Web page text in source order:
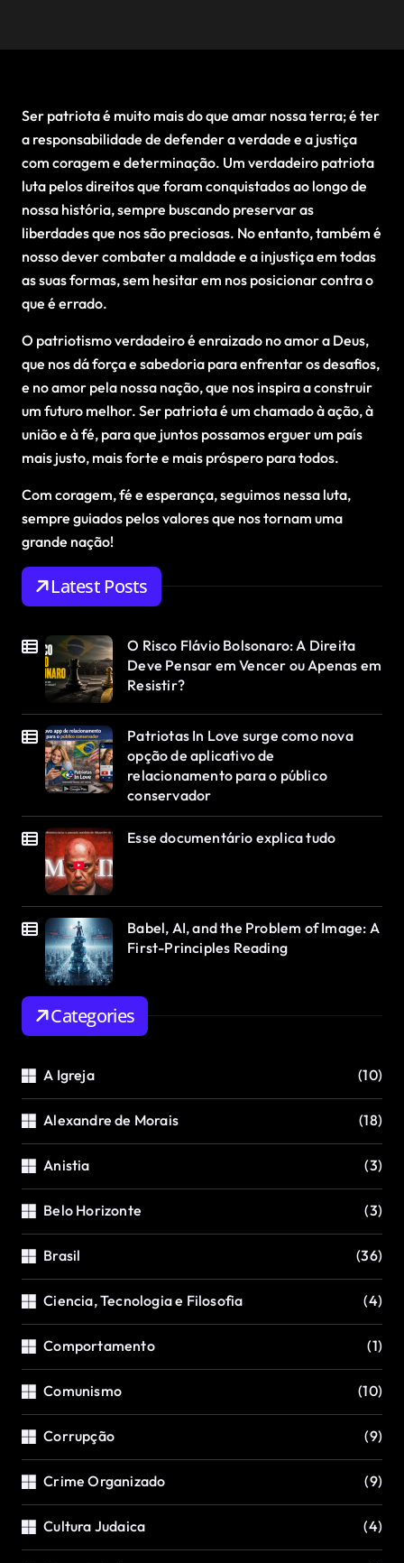
Ser patriota é muito mais do que amar nossa terra; é ter
a responsabilidade de defender a verdade e a justiça
com coragem e determinação. Um verdadeiro patriota
luta pelos direitos que foram conquistados ao longo de
nossa história, sempre buscando preservar as
liberdades que nos são preciosas. No entanto, também é
nosso dever combater a maldade e a injustiça em todas
as suas formas, sem hesitar em nos posicionar contra o
que é errado.
O patriotismo verdadeiro é enraizado no amor a Deus,
que nos dá força e sabedoria para enfrentar os desafios,
e no amor pela nossa nação, que nos inspira a construir
um futuro melhor. Ser patriota é um chamado à ação, à
união e à fé, para que juntos possamos erguer um país
mais justo, mais forte e mais próspero para todos.
Com coragem, fé e esperança, seguimos nessa luta,
sempre guiados pelos valores que nos tornam uma
grande nação!
Latest Posts
O Risco Flávio Bolsonaro: A Direita
Deve Pensar em Vencer ou Apenas em
Resistir?
Patriotas In Love surge como nova
opção de aplicativo de
relacionamento para o público
conservador
Esse documentário explica tudo
Babel, AI, and the Problem of Image: A
First-Principles Reading
Categories
A Igreja (10)
Alexandre de Morais (18)
Anistia (3)
Belo Horizonte (3)
Brasil (36)
Ciencia, Tecnologia e Filosofia (4)
Comportamento (1)
Comunismo (10)
Corrupção (9)
Crime Organizado (9)
Cultura Judaica (4)